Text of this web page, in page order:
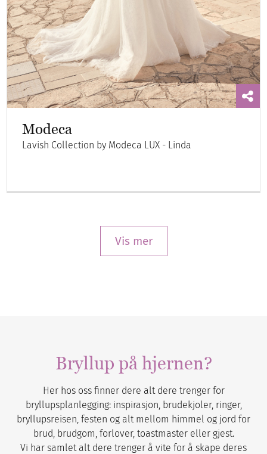
Modeca
Lavish Collection by Modeca LUX - Linda
Vis mer
Bryllup på hjernen?
Her hos oss finner dere alt dere trenger for
bryllupsplanlegging: inspirasjon, brudekjoler, ringer,
bryllupsreisen, festen og alt mellom himmel og jord for
brud, brudgom, forlover, toastmaster eller gjest.
Vi har samlet alt dere trenger å vite for å skape deres